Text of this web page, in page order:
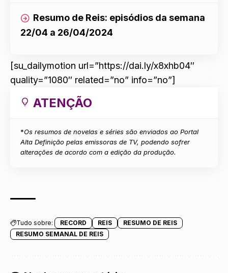
Resumo de Reis: episódios da semana
22/04 a 26/04/2024
[su_dailymotion url=”https://dai.ly/x8xhb04″
quality=”1080″ related=”no” info=”no”]
ATENÇÃO
*Os resumos de novelas e séries são enviados ao Portal
Alta Definição pelas emissoras de TV, podendo sofrer
alterações de acordo com a edição da produção.
Tudo sobre: RECORD REIS
RESUMO DE REIS
RESUMO SEMANAL DE REIS